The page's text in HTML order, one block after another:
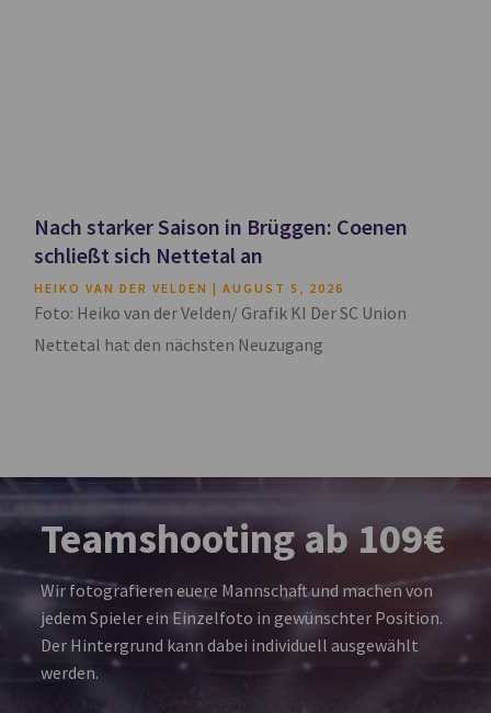
Nach starker Saison in Brüggen: Coenen
schließt sich Nettetal an
HEIKO VAN DER VELDEN AUGUST 5, 2026
Foto: Heiko van der Velden/ Grafik KI Der SC Union
Nettetal hat den nächsten Neuzugang
Teamshooting ab 109€
Wir fotografieren euere Mannschaft und machen von
jedem Spieler ein Einzelfoto in gewünschter Position.
Der Hintergrund kann dabei individuell ausgewählt
werden.